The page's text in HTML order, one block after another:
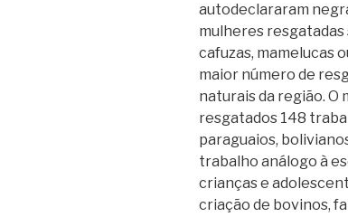
autodeclararam
mulheres resgatadas
cafuzas, mamelucas
maior número de
naturais da região.
resgatados 148
paraguaios,
trabalho análogo à
crianças e
criação de bovinos,